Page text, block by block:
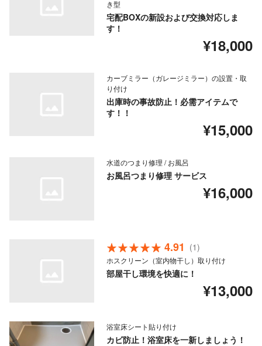
き型
宅配BOXの新設および交換対応しま
す！
¥18,000
カーブミラー（ガレージミラー）の設置・取
り付け
出庫時の事故防止！必需アイテムで
す！！
¥15,000
水道のつまり修理 / お風呂
お風呂つまり修理 サービス
¥16,000
4.91 (1)
ホスクリーン（室内物干し）取り付け
部屋干し環境を快適に！
¥13,000
浴室床シート貼り付け
カビ防止！浴室床を一新しましょう！